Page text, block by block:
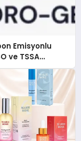
Emisyonlu
ve TSSA